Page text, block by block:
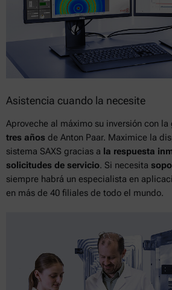
Asistencia cuando la necesite
Aproveche al máximo su inversión con
tres años de Anton Paar. Maximice la
sistema SAXS gracias a la respuesta
solicitudes de servicio. Si necesita
siempre habrá un especialista en
en más de 40 filiales de todo el mundo.